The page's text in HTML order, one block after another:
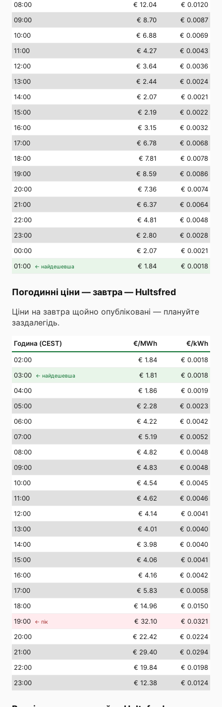
08:00 € 12.04
€ 0.0120
09:00 € 8.70
€ 0.0087
10:00 € 6.88
€ 0.0069
11:00 € 4.27
€ 0.0043
12:00 € 3.64
€ 0.0036
13:00 € 2.44
€ 0.0024
14:00 € 2.07
€ 0.0021
15:00 € 2.19
€ 0.0022
16:00 € 3.15
€ 0.0032
17:00 € 6.78
€ 0.0068
18:00 € 7.81
€ 0.0078
19:00 € 8.59
€ 0.0086
20:00 € 7.36
€ 0.0074
21:00 € 6.37
€ 0.0064
22:00 € 4.81
€ 0.0048
23:00 € 2.80
€ 0.0028
00:00 € 2.07
€ 0.0021
01:00 ← найдешевша € 1.84 € 0.0018
Погодинні ціни — завтра— Hultsfred
Ціни на завтра щойно опубліковані — плануйте
заздалегідь.
Година (CEST) €/MWh €/kWh
02:00 € 1.84
€ 0.0018
03:00 ← найдешевша € 1.81
€ 0.0018
04:00 € 1.86
€ 0.0019
05:00 € 2.28
€ 0.0023
06:00 € 4.22
€ 0.0042
07:00 € 5.19
€ 0.0052
08:00 € 4.82
€ 0.0048
09:00 € 4.83
€ 0.0048
10:00 € 4.54
€ 0.0045
11:00 € 4.62
€ 0.0046
12:00 € 4.14
€ 0.0041
13:00 € 4.01
€ 0.0040
14:00 € 3.98
€ 0.0040
15:00 € 4.06
€ 0.0041
16:00 € 4.16
€ 0.0042
17:00 € 5.83
€ 0.0058
18:00 € 14.96
€ 0.0150
19:00 ← пік € 32.10
€ 0.0321
20:00 € 22.42
€ 0.0224
21:00 € 29.40
€ 0.0294
22:00 € 19.84
€ 0.0198
23:00 € 12.38 € 0.0124